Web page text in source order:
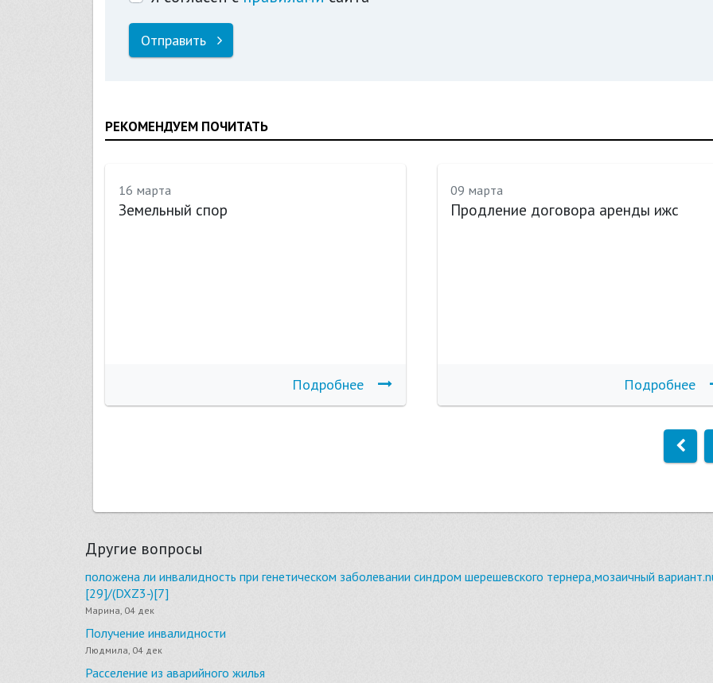
Отправить
РЕКОМЕНДУЕМ ПОЧИТАТЬ
16 марта
Земельный спор
Подробнее
09 марта
Продление договора аренды ижс
Подробнее
Другие вопросы
положена ли инвалидность при генетическом заболевании синдром шерешевского тернера,мозаичный
[29]/(DXZ3-)[7]
Марина, 04 дек
Получение инвалидности
Людмила, 04 дек
Расселение из аварийного жилья